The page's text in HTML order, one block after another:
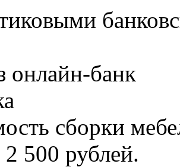
онлайн-банк
сборки
500 рублей.